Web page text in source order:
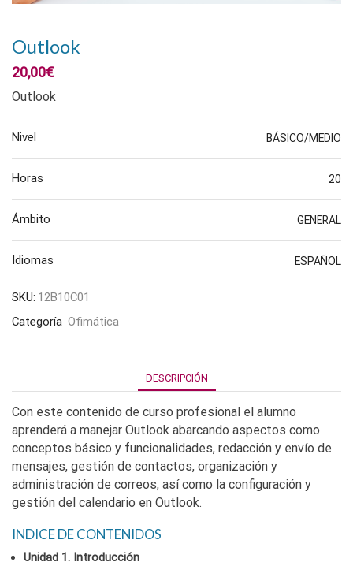
Outlook
20,00€
Outlook
Nivel BÁSICO/MEDIO
Horas 20
Ámbito GENERAL
Idiomas ESPAÑOL
SKU: 12B10C01
Categoría Ofimática
DESCRIPCIÓN
Con este contenido de curso profesional el alumno
aprenderá a manejar Outlook abarcando aspectos como
conceptos básico y funcionalidades, redacción y envío de
mensajes, gestión de contactos, organización y
administración de correos, así como la configuración y
gestión del calendario en Outlook.
INDICE DE CONTENIDOS
Unidad 1. Introducción